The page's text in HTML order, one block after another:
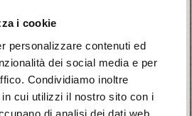
i cookie
personalizzare contenuti ed
dei social media e per
Condividiamo inoltre
cui utilizzi il nostro sito con i
di analisi dei dati web,